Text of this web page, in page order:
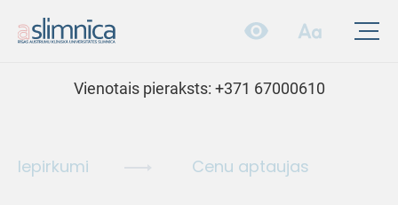
Vienotais pieraksts: +371 67000610
Iepirkumi Cenu aptaujas